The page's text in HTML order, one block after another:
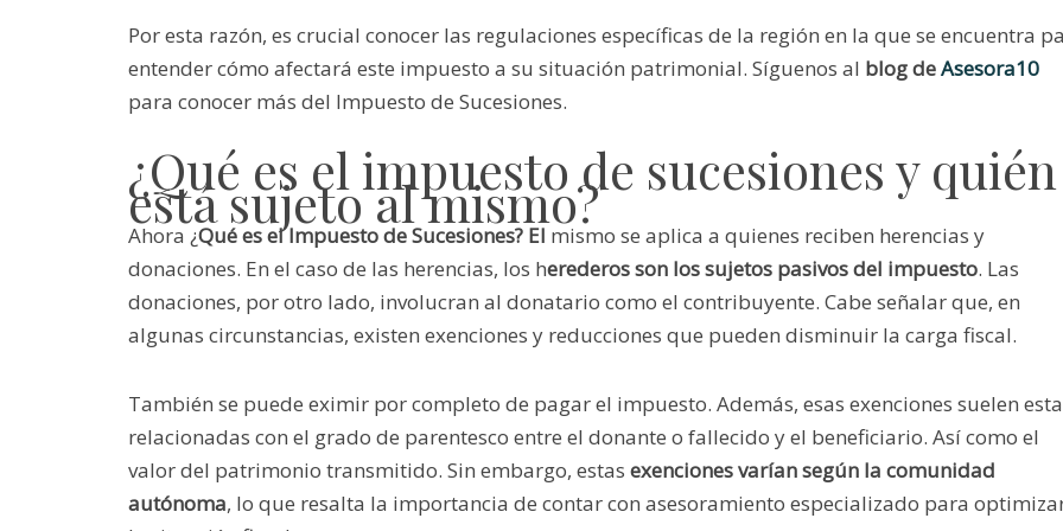
Por esta razón, es crucial conocer las regulaciones específicas de la región en la que se encuentra
entender cómo afectará este impuesto a su situación patrimonial. Síguenos al blog deAsesora10
para conocer más del Impuesto de Sucesiones.
¿Qué es el impuesto de sucesiones y quién
está sujeto al mismo?
Ahora ¿Qué es el Impuesto de Sucesiones? El mismo se aplica a quienes reciben herencias y
donaciones. En el caso de las herencias, los herederos son los sujetos pasivos del impuesto. Las
donaciones, por otro lado, involucran al donatario como el contribuyente. Cabe señalar que, en
algunas circunstancias, existen exenciones y reducciones que pueden disminuir la carga fiscal.
También se puede eximir por completo de pagar el impuesto. Además, esas exenciones suelen
relacionadas con el grado de parentesco entre el donante o fallecido y el beneficiario. Así como el
valor del patrimonio transmitido. Sin embargo, estasexenciones varían según la comunidad
autónoma, lo que resalta la importancia de contar con asesoramiento especializado para